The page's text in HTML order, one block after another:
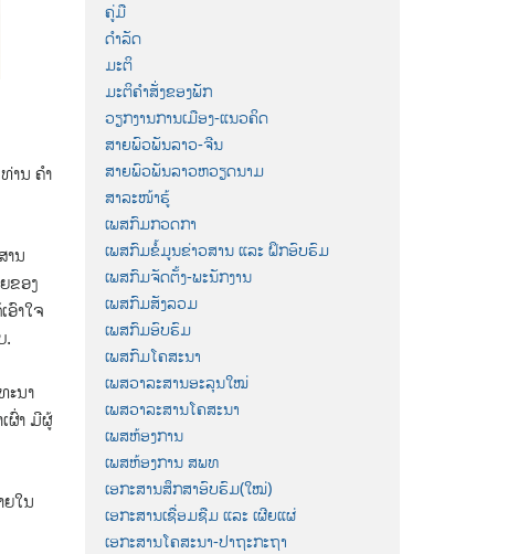
ານ ຄໍາ
ານ
ຂອງ
ອົາໃຈ
.
ະນາ
ຜົ່າ ມີຜູ້
ຍໃນ
ຄູ່ມື
ດຳລັດ
ມະຕິ
ມະຕິຄຳສັ່ງຂອງພັກ
ວຽກງານການເມືອງ-ແນວຄິດ
ສາຍພົວພັນລາວ-ຈີນ
ສາຍພົວພັນລາວຫວຽດນາມ
ສາລະໜ້າຮູ້
ເພສກົມກວດກາ
ເພສກົມຂໍ້ມູນຂ່າວສານ ແລະ ຝຶກອົບຮົມ
ເພສກົມຈັດຕັ້ງ-ພະນັກງານ
ເພສກົມສັງລວມ
ເພສກົມອົບຮົມ
ເພສກົມໂຄສະນາ
ເພສວາລະສານອະລຸນໃໝ່
ເພສວາລະສານໂຄສະນາ
ເພສຫ້ອງການ
ເພສຫ້ອງການ ສພທ
ເອກະສານສຶກສາອົບຮົມ(ໃໝ່)
ເອກະສານເຊື່ອມຊືມ ແລະ ເຜີຍແຜ່
ເອກະສານໂຄສະນາ-ປາຖະກະຖາ